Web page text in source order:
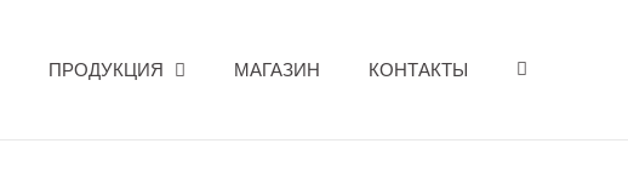
ПРОДУКЦИЯ МАГАЗИН КОНТАКТЫ